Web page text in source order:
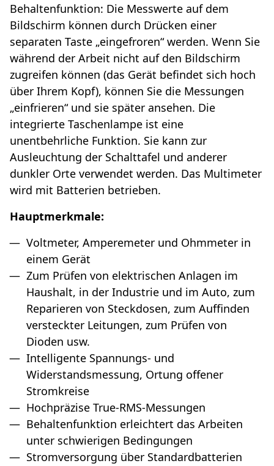
Behaltenfunktion: Die Messwerte auf dem
Bildschirm können durch Drücken einer
separaten Taste „eingefroren“ werden. Wenn Sie
während der Arbeit nicht auf den Bildschirm
zugreifen können (das Gerät befindet sich hoch
über Ihrem Kopf), können Sie die Messungen
„einfrieren“ und sie später ansehen. Die
integrierte Taschenlampe ist eine
unentbehrliche Funktion. Sie kann zur
Ausleuchtung der Schalttafel und anderer
dunkler Orte verwendet werden. Das Multimeter
wird mit Batterien betrieben.
Hauptmerkmale:
Voltmeter, Amperemeter und Ohmmeter in
einem Gerät
Zum Prüfen von elektrischen Anlagen im
Haushalt, in der Industrie und im Auto, zum
Reparieren von Steckdosen, zum Auffinden
versteckter Leitungen, zum Prüfen von
Dioden usw.
Intelligente Spannungs- und
Widerstandsmessung, Ortung offener
Stromkreise
Hochpräzise True-RMS-Messungen
Behaltenfunktion erleichtert das Arbeiten
unter schwierigen Bedingungen
Stromversorgung über Standardbatterien